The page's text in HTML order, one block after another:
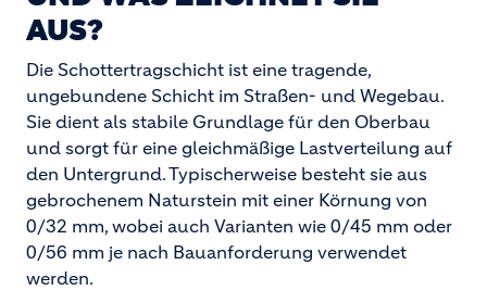
AUS?
Die Schottertragschicht ist eine tragende,
ungebundene Schicht im Straßen- und Wegebau.
Sie dient als stabile Grundlage für den Oberbau
und sorgt für eine gleichmäßige Lastverteilung auf
den Untergrund. Typischerweise besteht sie aus
gebrochenem Naturstein mit einer Körnung von
0/32 mm, wobei auch Varianten wie 0/45 mm oder
0/56 mm je nach Bauanforderung verwendet
werden.